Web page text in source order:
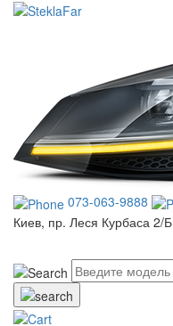
073-063-9888
Киев, пр. Леся Курбаса 2/Б